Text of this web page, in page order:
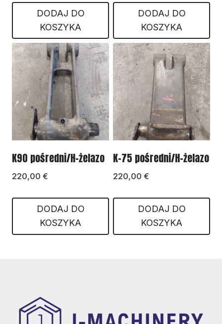
DODAJ DO
KOSZYKA
DODAJ DO
KOSZYKA
K90 pośredni/H-żelazo
220,00 €
DODAJ DO
KOSZYKA
K-75 pośredni/H-żelazo
220,00 €
DODAJ DO
KOSZYKA